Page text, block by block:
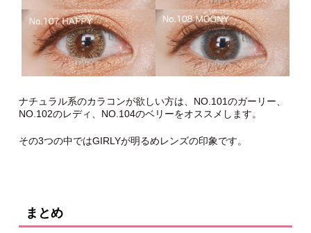
ナチュラル系のカラコンが欲しい方は、NO.101のガーリー、
NO.102のレディ、NO.104のベリーをオススメします。
その3つの中ではGIRLYが明るめレンズの印象です。
まとめ